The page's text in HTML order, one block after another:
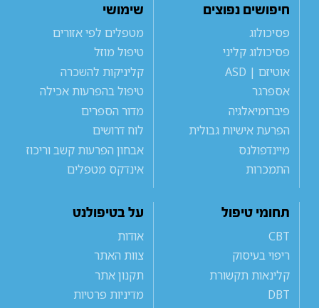
חיפושים נפוצים
פסיכולוג
פסיכולוג קליני
אוטיזם | ASD
אספרגר
פיברומיאלגיה
הפרעת אישיות גבולית
מיינדפולנס
התמכרות
שימושי
מטפלים לפי אזורים
טיפול מוזל
קליניקות להשכרה
טיפול בהפרעות אכילה
מדור הספרים
לוח דרושים
אבחון הפרעות קשב וריכוז
אינדקס מטפלים
תחומי טיפול
CBT
ריפוי בעיסוק
קלינאות תקשורת
DBT
על בטיפולנט
אודות
צוות האתר
תקנון אתר
מדיניות פרטיות